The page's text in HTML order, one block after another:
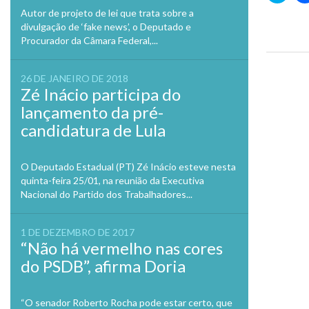
Autor de projeto de lei que trata sobre a
divulgação de ‘fake news’, o Deputado e
Procurador da Câmara Federal,...
26 DE JANEIRO DE 2018
Zé Inácio participa do
lançamento da pré-
candidatura de Lula
O Deputado Estadual (PT) Zé Inácio esteve nesta
quinta-feira 25/01, na reunião da Executiva
Nacional do Partido dos Trabalhadores...
1 DE DEZEMBRO DE 2017
“Não há vermelho nas cores
do PSDB”, afirma Doria
“O senador Roberto Rocha pode estar certo, que